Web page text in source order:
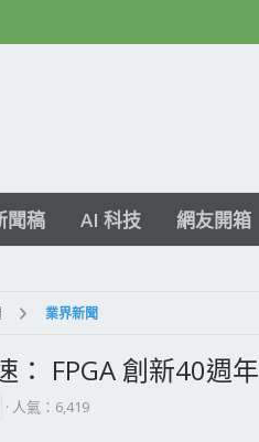
聞稿 AI 科技 網友開箱
業界新聞
： FPGA 創新40週年
人氣：6,419